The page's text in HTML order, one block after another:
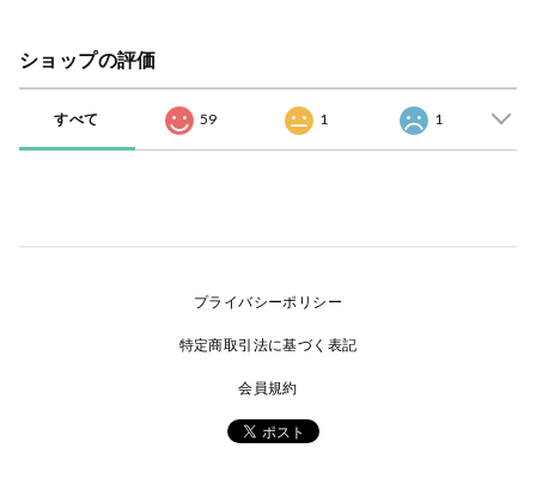
ショップの評価
すべて 59 1 1
プライバシーポリシー
特定商取引法に基づく表記
会員規約